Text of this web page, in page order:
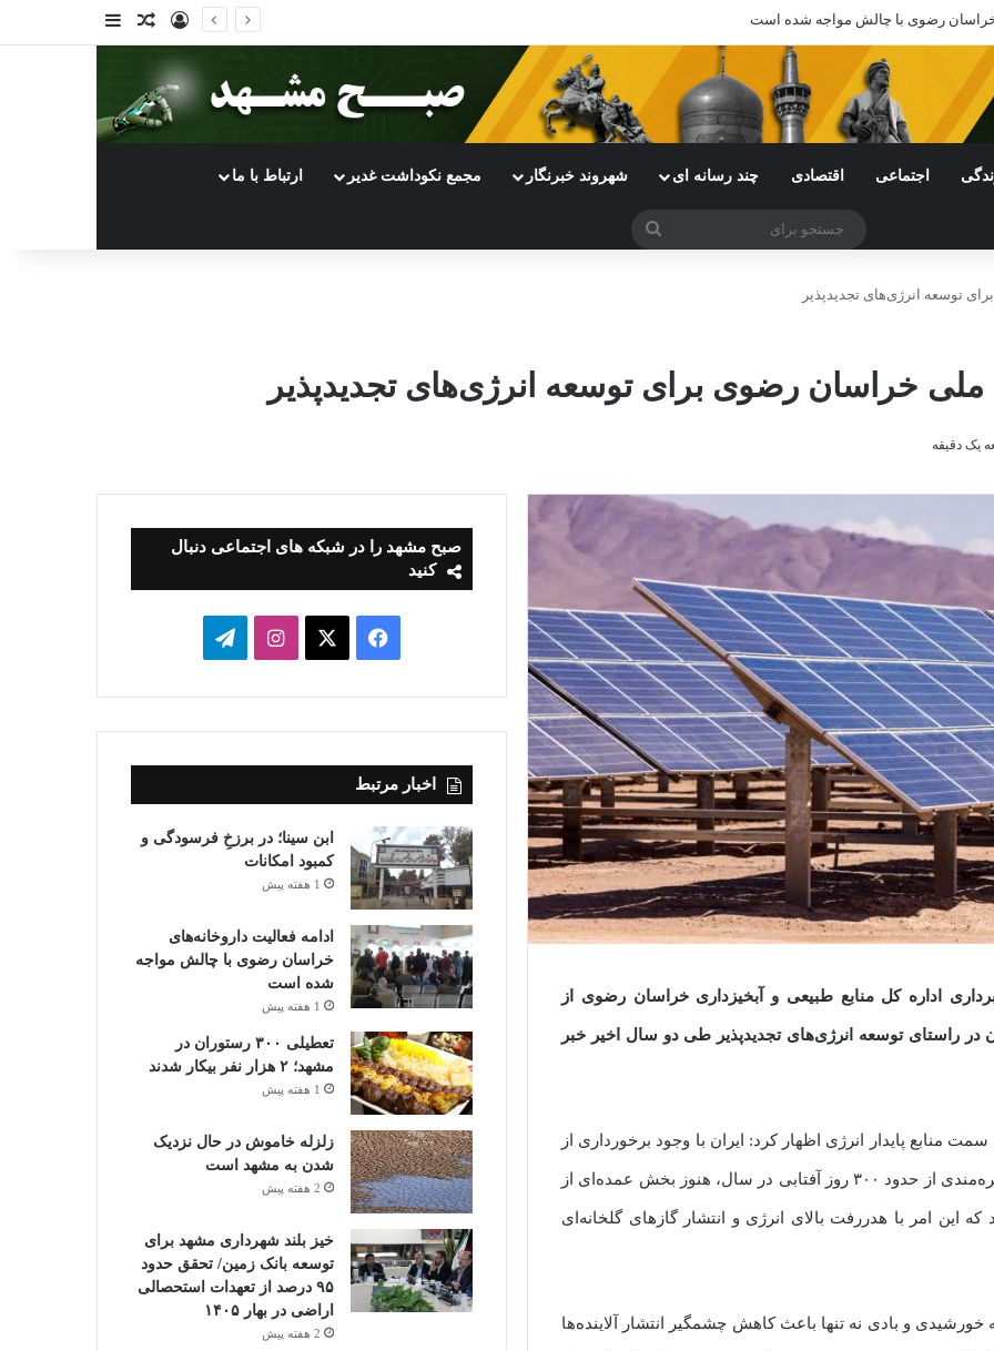
ورودنوشته تصادفی
سایدبار
اجتماعی اقتصادی چند رسانه ای شهروند خبرنگار مجمع نکوداشت غدیر ارتباط با ما
جستجو
یک دقیقه
اداره کل منابع طبیعی و آبخیزداری خراسان رضوی از
استان در راستای توسعه انرژی‌های تجدیدپذیر طی دو سال اخیر خبر
پایدار انرژی اظهار کرد: ایران با وجود برخورداری از
منابع عظیم انرژی‌های فسیلی همچون گاز و نفت، و بهره‌مندی از حدود ۳۰۰ روز آفتابی در سال، هنوز بخش عمده‌ای از
امر با هدررفت بالای انرژی و انتشار گازهای گلخانه‌ای
خورشیدی و بادی نه تنها باعث کاهش چشمگیر انتشار آلاینده‌ها
صبح مشهد را در شبکه های اجتماعی دنبال
کنید
فیسبوک ایکساینستاگرامتلگرام
اخبار مرتبط
ابن سینا؛ در برزخِ فرسودگی و
کمبود امکانات
1 هفته پیش
ادامه فعالیت داروخانه‌های
خراسان رضوی با چالش مواجه
شده است
1 هفته پیش
تعطیلی ۳۰۰ رستوران در
مشهد؛ ۲ هزار نفر بیکار شدند
1 هفته پیش
زلزله خاموش در حال نزدیک
شدن به مشهد است
2 هفته پیش
خیز بلند شهرداری مشهد برای
توسعه بانک زمین/ تحقق حدود
۹۵ درصد از تعهدات استحصالی
اراضی در بهار ۱۴۰۵
2 هفته پیش